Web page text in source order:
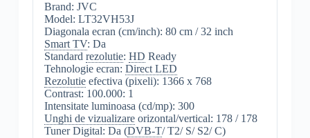
Brand: JVC
Model: LT32VH53J
Diagonala ecran (cm/inch): 80 cm / 32 inch
Smart TV: Da
Standard rezolutie: HD Ready
Tehnologie ecran: Direct LED
Rezolutieefectiva (pixeli): 1366 x 768
Contrast: 100.000: 1
Intensitate luminoasa (cd/mp): 300
Unghi de vizualizareorizontal/vertical: 178 / 178
Tuner Digital: Da (DVB-T/ T2/ S/ S2/ C)